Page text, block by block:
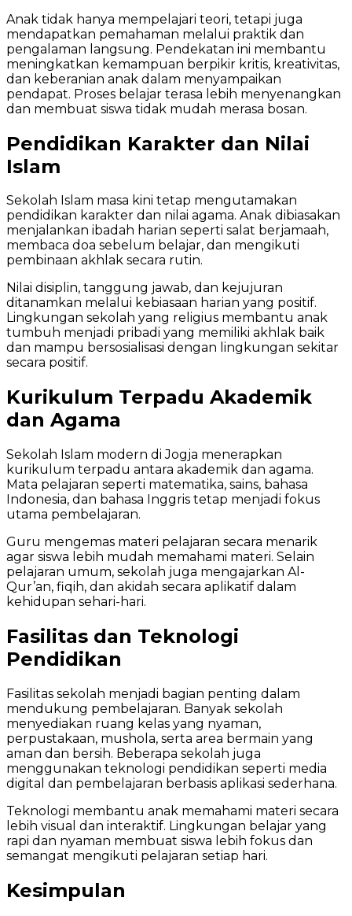
Anak tidak hanya mempelajari teori, tetapi juga
mendapatkan pemahaman melalui praktik dan
pengalaman langsung. Pendekatan ini membantu
meningkatkan kemampuan berpikir kritis, kreativitas,
dan keberanian anak dalam menyampaikan
pendapat. Proses belajar terasa lebih menyenangkan
dan membuat siswa tidak mudah merasa bosan.
Pendidikan Karakter dan Nilai
Islam
Sekolah Islam masa kini tetap mengutamakan
pendidikan karakter dan nilai agama. Anak dibiasakan
menjalankan ibadah harian seperti salat berjamaah,
membaca doa sebelum belajar, dan mengikuti
pembinaan akhlak secara rutin.
Nilai disiplin, tanggung jawab, dan kejujuran
ditanamkan melalui kebiasaan harian yang positif.
Lingkungan sekolah yang religius membantu anak
tumbuh menjadi pribadi yang memiliki akhlak baik
dan mampu bersosialisasi dengan lingkungan sekitar
secara positif.
Kurikulum Terpadu Akademik
dan Agama
Sekolah Islam modern di Jogja menerapkan
kurikulum terpadu antara akademik dan agama.
Mata pelajaran seperti matematika, sains, bahasa
Indonesia, dan bahasa Inggris tetap menjadi fokus
utama pembelajaran.
Guru mengemas materi pelajaran secara menarik
agar siswa lebih mudah memahami materi. Selain
pelajaran umum, sekolah juga mengajarkan Al-
Qur’an, fiqih, dan akidah secara aplikatif dalam
kehidupan sehari-hari.
Fasilitas dan Teknologi
Pendidikan
Fasilitas sekolah menjadi bagian penting dalam
mendukung pembelajaran. Banyak sekolah
menyediakan ruang kelas yang nyaman,
perpustakaan, mushola, serta area bermain yang
aman dan bersih. Beberapa sekolah juga
menggunakan teknologi pendidikan seperti media
digital dan pembelajaran berbasis aplikasi sederhana.
Teknologi membantu anak memahami materi secara
lebih visual dan interaktif. Lingkungan belajar yang
rapi dan nyaman membuat siswa lebih fokus dan
semangat mengikuti pelajaran setiap hari.
Kesimpulan